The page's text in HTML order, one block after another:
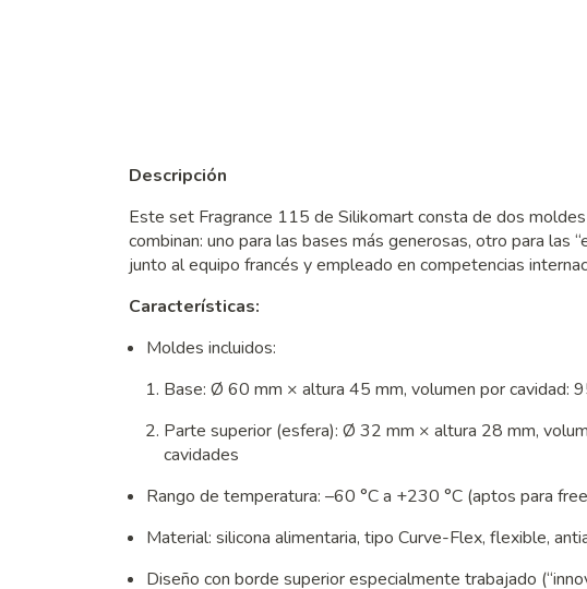
Descripción
Este set Fragrance 115 de Silikomart consta de dos
combinan: uno para las bases más generosas, otro para las
junto al equipo francés y empleado en competencias
Características:
Moldes incluidos:
Base: Ø 60 mm × altura 45 mm, volumen por cavidad:
Parte superior (esfera): Ø 32 mm × altura 28 mm,
cavidades
Rango de temperatura: –60 °C a +230 °C (aptos para
Material: silicona alimentaria, tipo Curve-Flex, flexible,
Diseño con borde superior especialmente trabajado